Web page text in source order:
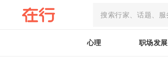
心理 职场发展